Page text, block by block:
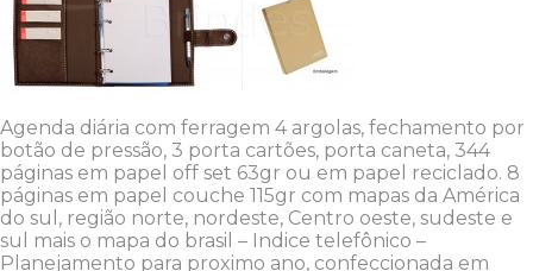
Agenda diária com ferragem 4 argolas, fechamento por
botão de pressão, 3 porta cartões, porta caneta, 344
páginas em papel off set 63gr ou em papel reciclado. 8
páginas em papel couche 115gr com mapas da América
do sul, região norte, nordeste, Centro oeste, sudeste e
sul mais o mapa do brasil – Indice telefônico –
Planejamento para proximo ano, confeccionada em
Dunas Brindes
Normalmente responde em
minutos